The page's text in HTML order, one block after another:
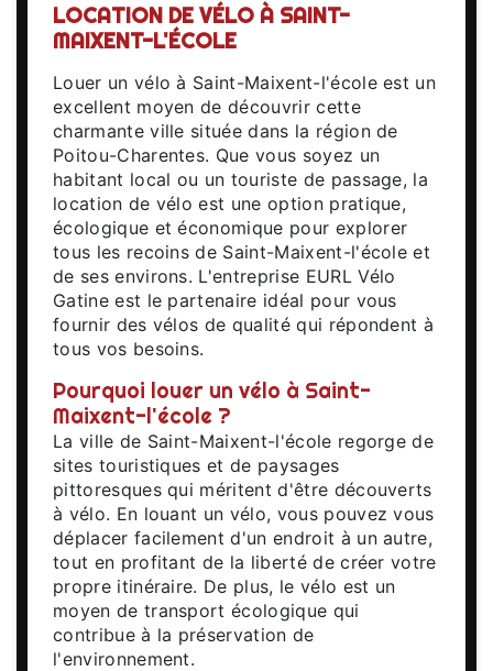
LOCATION DE VÉLO À SAINT-
MAIXENT-L'ÉCOLE
Louer un vélo à Saint-Maixent-l'école est un
excellent moyen de découvrir cette
charmante ville située dans la région de
Poitou-Charentes. Que vous soyez un
habitant local ou un touriste de passage, la
location de vélo est une option pratique,
écologique et économique pour explorer
tous les recoins de Saint-Maixent-l'école et
de ses environs. L'entreprise EURL Vélo
Gatine est le partenaire idéal pour vous
fournir des vélos de qualité qui répondent à
tous vos besoins.
Pourquoi louer un vélo à Saint-
Maixent-l'école ?
La ville de Saint-Maixent-l'école regorge de
sites touristiques et de paysages
pittoresques qui méritent d'être découverts
à vélo. En louant un vélo, vous pouvez vous
déplacer facilement d'un endroit à un autre,
tout en profitant de la liberté de créer votre
propre itinéraire. De plus, le vélo est un
moyen de transport écologique qui
contribue à la préservation de
l'environnement.